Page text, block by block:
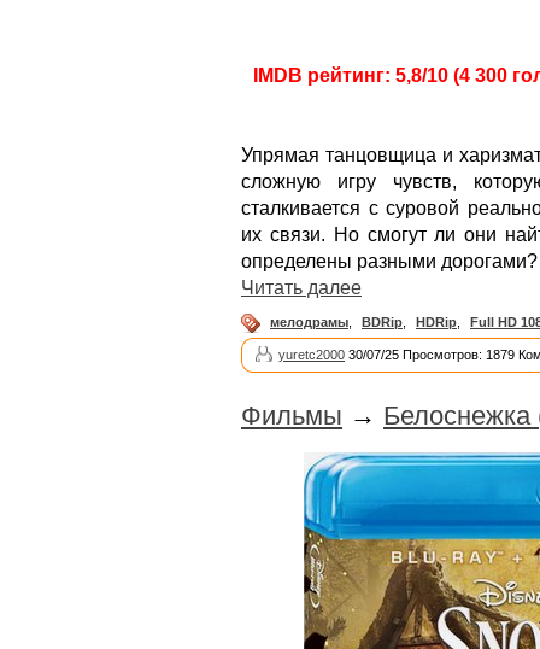
IMDB рейтинг: 5,8/10 (4 300
Упрямая танцовщица и
сложную игру чувств,
сталкивается с суровой
их связи. Но смогут ли они
определены разными дорогами?
Читать далее
мелодрамы BDRip HDRip Full HD
yuretc2000 30/07/25 Просмотров: 1879
Фильмы → Белоснежка